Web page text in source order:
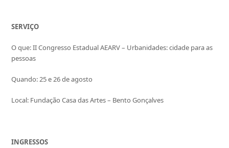
SERVIÇO
O que: II Congresso Estadual AEARV – Urbanidades: cidade para as
pessoas
Quando: 25 e 26 de agosto
Local: Fundação Casa das Artes – Bento Gonçalves
INGRESSOS